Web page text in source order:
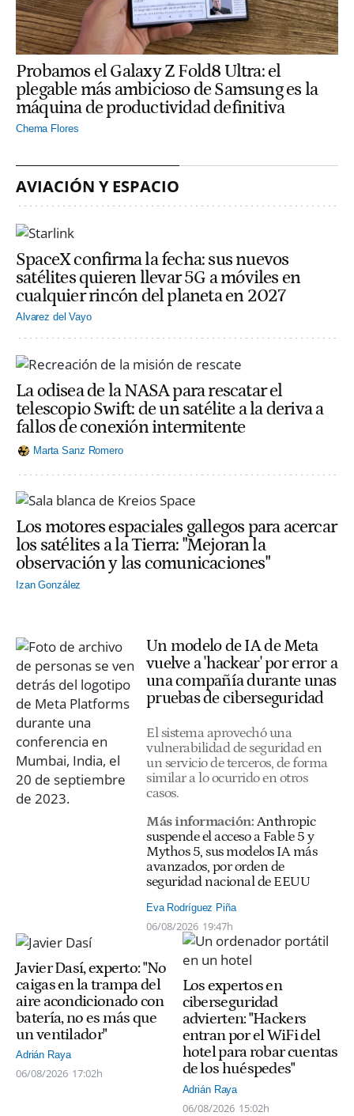
Probamos el Galaxy Z Fold8 Ultra: el
plegable más ambicioso de Samsung es la
máquina de productividad definitiva
Chema Flores
AVIACIÓN Y ESPACIO
SpaceX confirma la fecha: sus nuevos
satélites quieren llevar 5G a móviles en
cualquier rincón del planeta en 2027
Alvarez del Vayo
La odisea de la NASA para rescatar el
telescopio Swift: de un satélite a la deriva a
fallos de conexión intermitente
Marta Sanz Romero
Los motores espaciales gallegos para acercar
los satélites a la Tierra: "Mejoran la
observación y las comunicaciones"
Izan González
Un modelo de IA de Meta
vuelve a 'hackear' por error a
una compañía durante unas
pruebas de ciberseguridad
El sistema aprovechó una
vulnerabilidad de seguridad en
un servicio de terceros, de forma
similar a lo ocurrido en otros
casos.
Más información: Anthropic
suspende el acceso a Fable 5 y
Mythos 5, sus modelos IA más
avanzados, por orden de
seguridad nacional de EEUU
Eva Rodríguez Piña
06/08/2026 19:47h
Javier Dasí, experto: "No
caigas en la trampa del
aire acondicionado con
batería, no es más que
un ventilador"
Adrián Raya
06/08/2026 17:02h
Los expertos en
ciberseguridad
advierten: "Hackers
entran por el WiFi del
hotel para robar cuentas
de los huéspedes"
Adrián Raya
06/08/2026 15:02h